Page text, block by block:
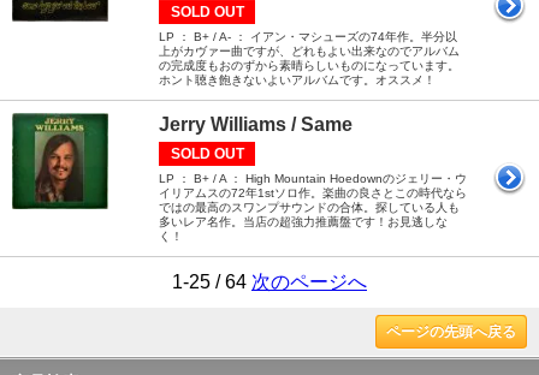
SOLD OUT
LP ： B+ / A- ： イアン・マシューズの74年作。半分以
上がカヴァー曲ですが、どれもよい出来なのでアルバム
の完成度もおのずから素晴らしいものになっています。
ホント聴き飽きないよいアルバムです。オススメ！
Jerry Williams / Same
SOLD OUT
LP ： B+ / A ： High Mountain Hoedownのジェリー・ウ
イリアムスの72年1stソロ作。楽曲の良さとこの時代なら
ではの最高のスワンプサウンドの合体。探している人も
多いレア名作。当店の超強力推薦盤です！お見逃しな
く！
1-25 / 64 次のページへ
ページの先頭へ戻る